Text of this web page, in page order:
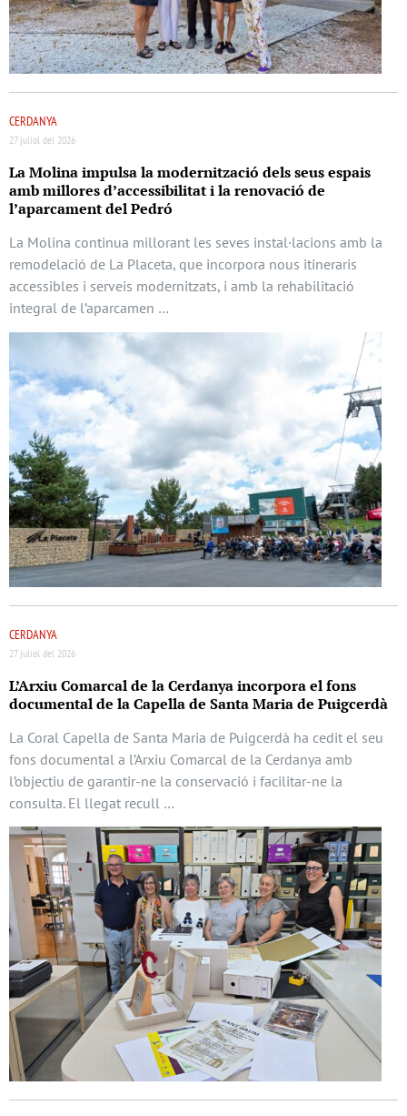
CERDANYA
27 juliol del 2026
La Molina impulsa la modernització dels seus espais
amb millores d’accessibilitat i la renovació de
l’aparcament del Pedró
La Molina continua millorant les seves instal·lacions amb la
remodelació de La Placeta, que incorpora nous itineraris
accessibles i serveis modernitzats, i amb la rehabilitació
integral de l’aparcamen …
CERDANYA
27 juliol del 2026
L’Arxiu Comarcal de la Cerdanya incorpora el fons
documental de la Capella de Santa Maria de Puigcerdà
La Coral Capella de Santa Maria de Puigcerdà ha cedit el seu
fons documental a l’Arxiu Comarcal de la Cerdanya amb
l’objectiu de garantir-ne la conservació i facilitar-ne la
consulta. El llegat recull …